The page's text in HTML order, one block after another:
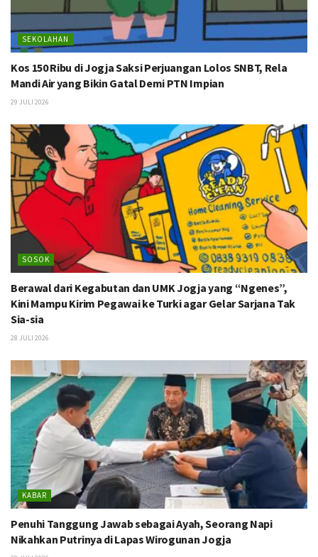
SEKOLAHAN
Kos 150 Ribu di Jogja Saksi Perjuangan Lolos SNBT, Rela
Mandi Air yang Bikin Gatal Demi PTN Impian
29 JULI 2026
SOSOK
Berawal dari Kegabutan dan UMK Jogja yang “Ngenes”,
Kini Mampu Kirim Pegawai ke Turki agar Gelar Sarjana Tak
Sia-sia
28 JULI 2026
KABAR
Penuhi Tanggung Jawab sebagai Ayah, Seorang Napi
Nikahkan Putrinya di Lapas Wirogunan Jogja